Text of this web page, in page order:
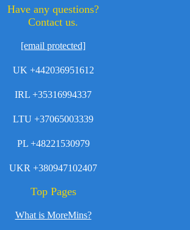
Have any questions?
Contact us.
[email protected]
UK +442036951612
IRL +35316994337
LTU +37065003339
PL +48221530979
UKR +380947102407
Top Pages
What is MoreMins?